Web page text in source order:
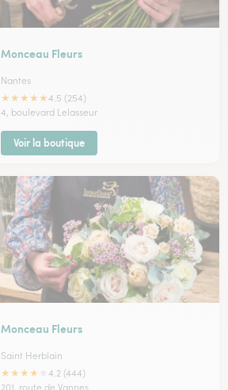
Monceau Fleurs
Nantes
★★★★★4.5 (254)
4, boulevard Lelasseur
Voir la boutique
Monceau Fleurs
Saint Herblain
★★★★
4.2 (444)
201, route de Vannes